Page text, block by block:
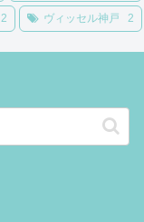
2 ヴィッセル神戸 2